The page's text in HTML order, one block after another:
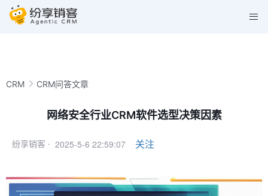
CRM CRM问答文章
网络安全行业CRM软件选型决策因素
纷享销客 · 2025-5-6 22:59:07 关注